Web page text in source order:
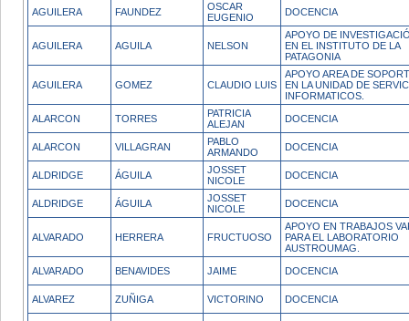
AGUILERA FAUNDEZ
OSCAR
EUGENIO
DOCENCIA
AGUILERA AGUILA NELSON
APOYO DE
EN EL INSTITUTO DE LA
PATAGONIA
AGUILERA GOMEZ CLAUDIO LUIS
APOYO AREA DE
EN LA UNIDAD DE
INFORMATICOS.
ALARCON TORRES
PATRICIA
ALEJAN
DOCENCIA
ALARCON VILLAGRAN
PABLO
ARMANDO
DOCENCIA
ALDRIDGE ÁGUILA
JOSSET
NICOLE
DOCENCIA
ALDRIDGE ÁGUILA
JOSSET
NICOLE
DOCENCIA
ALVARADO HERRERA FRUCTUOSO
APOYO EN TRABAJOS
PARA EL LABORATORIO
AUSTROUMAG.
ALVARADO BENAVIDES JAIME DOCENCIA
ALVAREZ ZUÑIGA VICTORINO DOCENCIA